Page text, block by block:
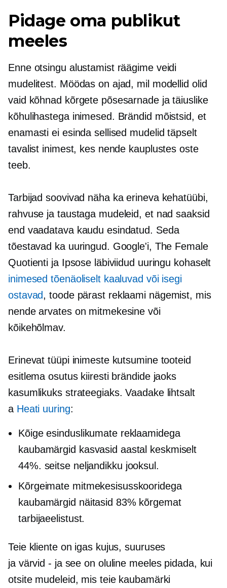
Pidage oma publikut
meeles
Enne otsingu alustamist räägime veidi
mudelitest. Möödas on ajad, mil modellid olid
vaid kõhnad kõrgete põsesarnade ja täiuslike
kõhulihastega inimesed. Brändid mõistsid, et
enamasti ei esinda sellised mudelid täpselt
tavalist inimest, kes nende kauplustes oste
teeb.
Tarbijad soovivad näha ka erineva kehatüübi,
rahvuse ja taustaga mudeleid, et nad saaksid
end vaadatava kaudu esindatud. Seda
tõestavad ka uuringud. Google'i, The Female
Quotienti ja Ipsose läbiviidud uuringu kohaselt
inimesed tõenäoliselt kaaluvad või isegi
ostavad, toode pärast reklaami nägemist, mis
nende arvates on mitmekesine või
kõikehõlmav.
Erinevat tüüpi inimeste kutsumine tooteid
esitlema osutus kiiresti brändide jaoks
kasumlikuks strateegiaks. Vaadake lihtsalt
a Heati uuring:
Kõige esinduslikumate reklaamidega
kaubamärgid kasvasid aastal keskmiselt
44%. seitse neljandikku jooksul.
Kõrgeimate mitmekesisusskooridega
kaubamärgid näitasid 83% kõrgemat
tarbijaeelistust.
Teie kliente on igas kujus, suuruses
ja värvid - jasee on oluline meeles pidada, kui
otsite mudeleid, mis teie kaubamärki